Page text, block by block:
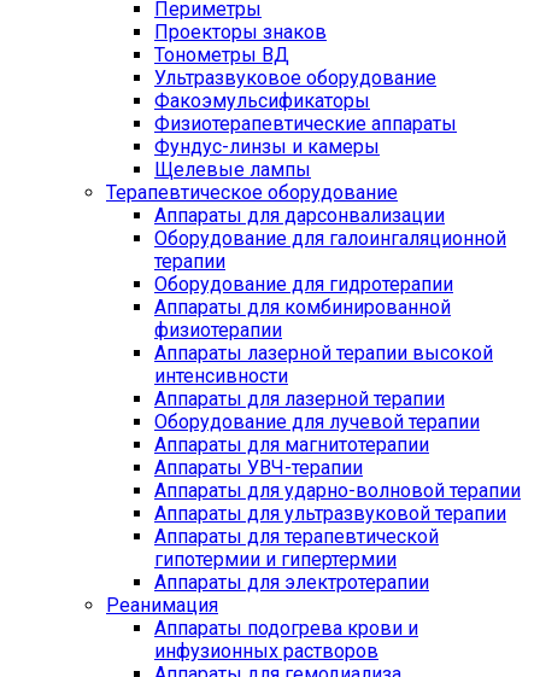
Периметры
Проекторы знаков
Тонометры ВД
Ультразвуковое оборудование
Факоэмульсификаторы
Физиотерапевтические аппараты
Фундус-линзы и камеры
Щелевые лампы
Терапевтическое оборудование
Аппараты для дарсонвализации
Оборудование для галоингаляционной
терапии
Оборудование для гидротерапии
Аппараты для комбинированной
физиотерапии
Аппараты лазерной терапии высокой
интенсивности
Аппараты для лазерной терапии
Оборудование для лучевой терапии
Аппараты для магнитотерапии
Аппараты УВЧ-терапии
Аппараты для ударно-волновой терапии
Аппараты для ультразвуковой терапии
Аппараты для терапевтической
гипотермии и гипертермии
Аппараты для электротерапии
Реанимация
Аппараты подогрева крови и
инфузионных растворов